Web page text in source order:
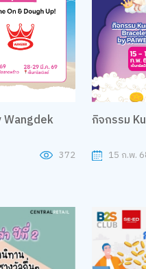
Wangdek
372
กิจกรรม
15 ก.พ.